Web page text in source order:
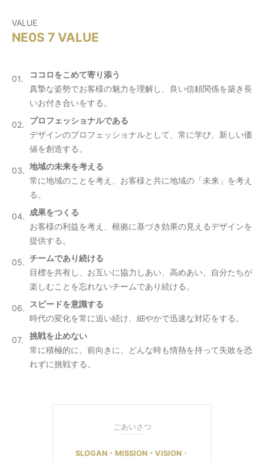
VALUE
NE0S 7 VALUE
ココロをこめて寄り添う
真摯な姿勢でお客様の魅力を理解し、良い信頼関係を築き長
いお付き合いをする。
プロフェッショナルである
デザインのプロフェッショナルとして、常に学び、新しい価
値を創造する。
地域の未来を考える
常に地域のことを考え、お客様と共に地域の「未来」を考え
る。
成果をつくる
お客様の利益を考え、根拠に基づき効果の見えるデザインを
提供する。
チームであり続ける
目標を共有し、お互いに協力しあい、高めあい、自分たちが
楽しむことを忘れないチームであり続ける。
スピードを意識する
時代の変化を常に追い続け、細やかで迅速な対応をする。
挑戦を止めない
常に積極的に、前向きに、どんな時も情熱を持って失敗を恐
れずに挑戦する。
ごあいさつ
SLOGAN・MISSION・VISION・